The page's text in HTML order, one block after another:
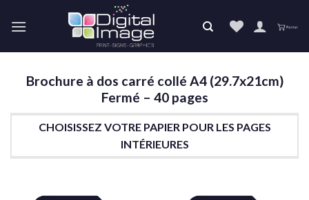
Brochure à dos carré collé A4 (29.7x21cm)
Fermé – 40 pages
CHOISISSEZ VOTRE PAPIER POUR LES PAGES
INTÉRIEURES